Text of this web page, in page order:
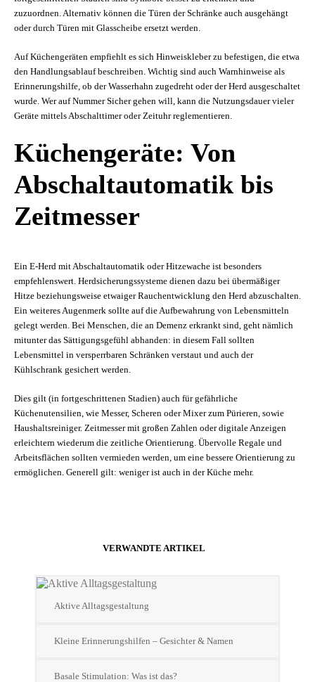
zuzuordnen. Alternativ können die Türen der Schränke auch ausgehängt
oder durch Türen mit Glasscheibe ersetzt werden.
Auf Küchengeräten empfiehlt es sich Hinweiskleber zu befestigen, die etwa
den Handlungsablauf beschreiben. Wichtig sind auch Warnhinweise als
Erinnerungshilfe, ob der Wasserhahn zugedreht oder der Herd ausgeschaltet
wurde. Wer auf Nummer Sicher gehen will, kann die Nutzungsdauer vieler
Geräte mittels Abschalttimer oder Zeituhr reglementieren.
Küchengeräte: Von
Abschaltautomatik bis
Zeitmesser
Ein E-Herd mit Abschaltautomatik oder Hitzewache ist besonders
empfehlenswert. Herdsicherungssysteme dienen dazu bei übermäßiger
Hitze beziehungsweise etwaiger Rauchentwicklung den Herd abzuschalten.
Ein weiteres Augenmerk sollte auf die Aufbewahrung von Lebensmitteln
gelegt werden. Bei Menschen, die an Demenz erkrankt sind, geht nämlich
mitunter das Sättigungsgefühl abhanden: in diesem Fall sollten
Lebensmittel in versperrbaren Schränken verstaut und auch der
Kühlschrank gesichert werden.
Dies gilt (in fortgeschrittenen Stadien) auch für gefährliche
Küchenutensilien, wie Messer, Scheren oder Mixer zum Pürieren, sowie
Haushaltsreiniger. Zeitmesser mit großen Zahlen oder digitale Anzeigen
erleichtern wiederum die zeitliche Orientierung. Übervolle Regale und
Arbeitsflächen sollten vermieden werden, um eine bessere Orientierung zu
ermöglichen. Generell gilt: weniger ist auch in der Küche mehr.
VERWANDTE ARTIKEL
Aktive Alltagsgestaltung
Kleine Erinnerungshilfen – Gesichter & Namen
Basale Stimulation: Was ist das?